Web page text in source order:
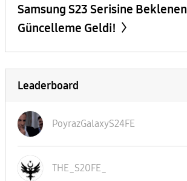
Samsung S23 Serisine Beklenen
Güncelleme Geldi!
Leaderboard
PoyrazGalaxyS24FE
THE_S20FE_